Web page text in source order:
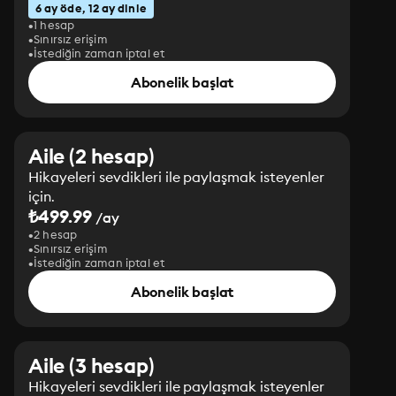
6 ay öde, 12 ay dinle
1 hesap
Sınırsız erişim
İstediğin zaman iptal et
Abonelik başlat
Aile (2 hesap)
Hikayeleri sevdikleri ile paylaşmak isteyenler
için.
₺499.99 /ay
2 hesap
Sınırsız erişim
İstediğin zaman iptal et
Abonelik başlat
Aile (3 hesap)
Hikayeleri sevdikleri ile paylaşmak isteyenler